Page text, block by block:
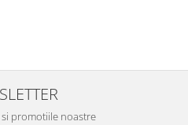
promotiile noastre